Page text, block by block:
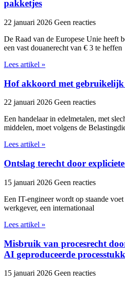
pakketjes
22 januari 2026 Geen reacties
De Raad van de Europese Unie heeft
een vast douanerecht van € 3 te heffen
Lees artikel »
Hof akkoord met gebruikelijk
22 januari 2026 Geen reacties
Een handelaar in edelmetalen, met
middelen, moet volgens de
Lees artikel »
Ontslag terecht door
15 januari 2026 Geen reacties
Een IT-engineer wordt op staande
werkgever, een internationaal
Lees artikel »
Misbruik van procesrecht
AI geproduceerde
15 januari 2026 Geen reacties